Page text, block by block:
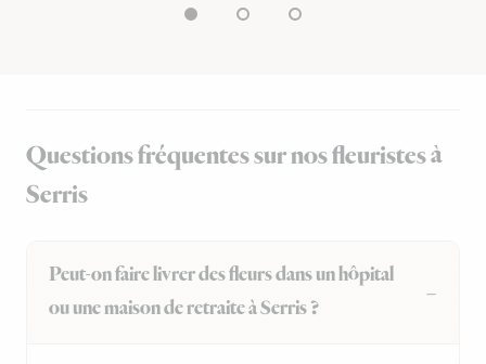
Questions fréquentes sur nos fleuristes à
Serris
Peut-on faire livrer des fleurs dans un hôpital
ou une maison de retraite à Serris ?